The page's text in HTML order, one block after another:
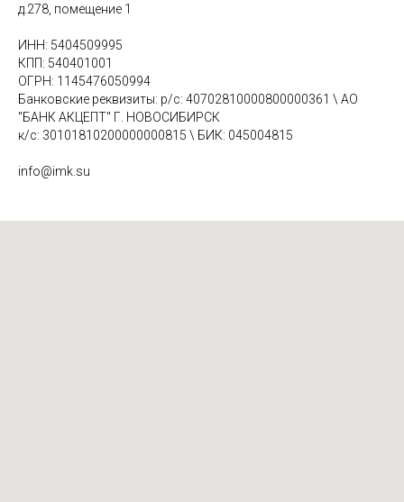
д.278, помещение 1
ИНН: 5404509995
КПП: 540401001
ОГРН: 1145476050994
Банковские реквизиты: р/с: 40702810000800000361 \ АО
"БАНК АКЦЕПТ" Г. НОВОСИБИРСК
к/с: 30101810200000000815 \ БИК: 045004815
info@imk.su